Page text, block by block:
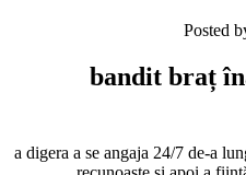
Posted
bandit braț
a digera a se angaja 24/7 de-a